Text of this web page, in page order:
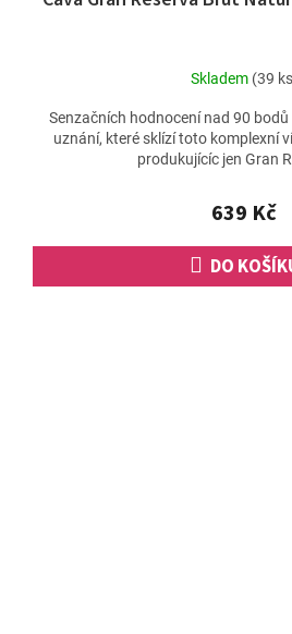
Skladem (39
639 Kč
DO
Senzačních hodnocení nad 90
uznání, které sklízí toto komplexní
produkujícíc jen Gran